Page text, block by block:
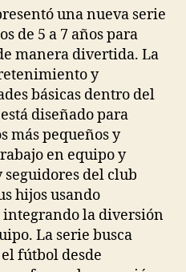
una nueva serie
de 5 a 7 años para
manera divertida. La
y
básicas dentro del
diseñado para
más pequeños y
en equipo y
del club
hijos usando
integrando la diversión
La serie busca
fútbol desde